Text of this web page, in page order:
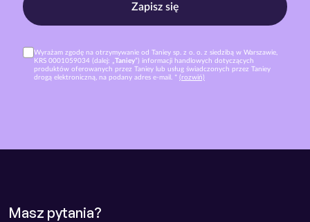
Zapisz się
Wyrażam zgodę na otrzymywanie od Taniey sp. z o. o. z siedzibą w Warszawie,
KRS 0001059034 (dalej: „Taniey”) informacji handlowych dotyczących
produktów oferowanych przez Taniey lub usług świadczonych przez Taniey
drogą elektroniczną, na podany adres e-mail. * (rozwiń)
Masz pytania?